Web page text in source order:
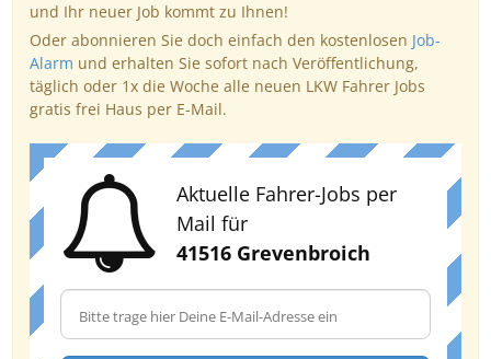
und Ihr neuer Job kommt zu Ihnen!
Oder abonnieren Sie doch einfach den kostenlosen Job-
Alarm und erhalten Sie sofort nach Veröffentlichung,
täglich oder 1x die Woche alle neuen LKW Fahrer Jobs
gratis frei Haus per E-Mail.
Aktuelle Fahrer-Jobs per
Mail für
41516 Grevenbroich